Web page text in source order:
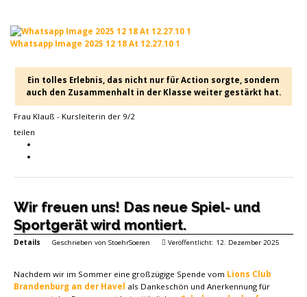
Whatsapp Image 2025 12 18 At 12.27.10 1
Ein tolles Erlebnis, das nicht nur für Action sorgte, sondern
auch den Zusammenhalt in der Klasse weiter gestärkt hat.
Frau Klauß - Kursleiterin der 9/2
teilen
Wir freuen uns! Das neue Spiel- und
Sportgerät wird montiert.
Details Geschrieben von StoehrSoeren Veröffentlicht: 12. Dezember 2025
Nachdem wir im Sommer eine großzügige Spende vom Lions Club
Brandenburg an der Havel als Dankeschön und Anerkennung für